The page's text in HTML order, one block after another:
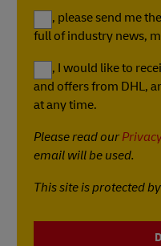
Yes, please send me
full of industry news,
Yes, I would like to
and offers from DHL,
at any time.
Please read our
email will be used.
This site is protected